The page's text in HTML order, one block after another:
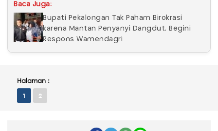
Baca Juga:
Bupati Pekalongan Tak Paham Birokrasi
karena Mantan Penyanyi Dangdut, Begini
Respons Wamendagri
Halaman :
1 2